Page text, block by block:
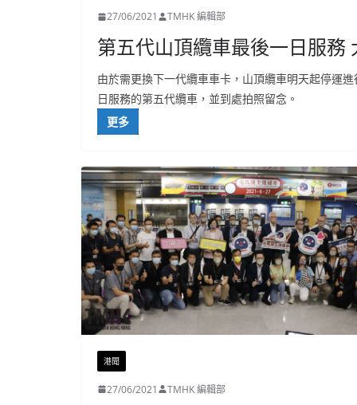
27/06/2021 TMHK 編輯部
第五代山頂纜車最後一日服務
由於需更換下一代纜車車卡，山頂纜車明天起停運
日服務的第五代纜車，並到處拍照留念。
更多
港聞
27/06/2021 TMHK 編輯部